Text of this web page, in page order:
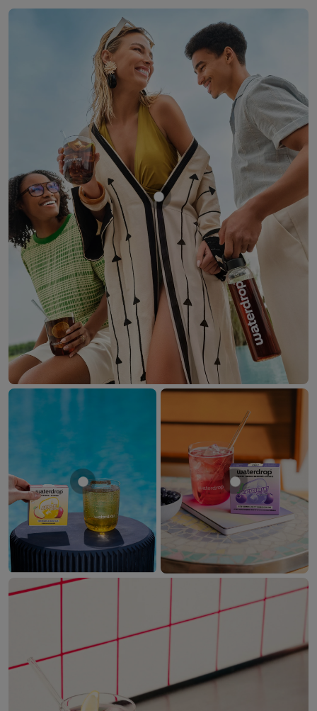
Mostrar producto COLA
Mostrar producto MANZANAMostrar